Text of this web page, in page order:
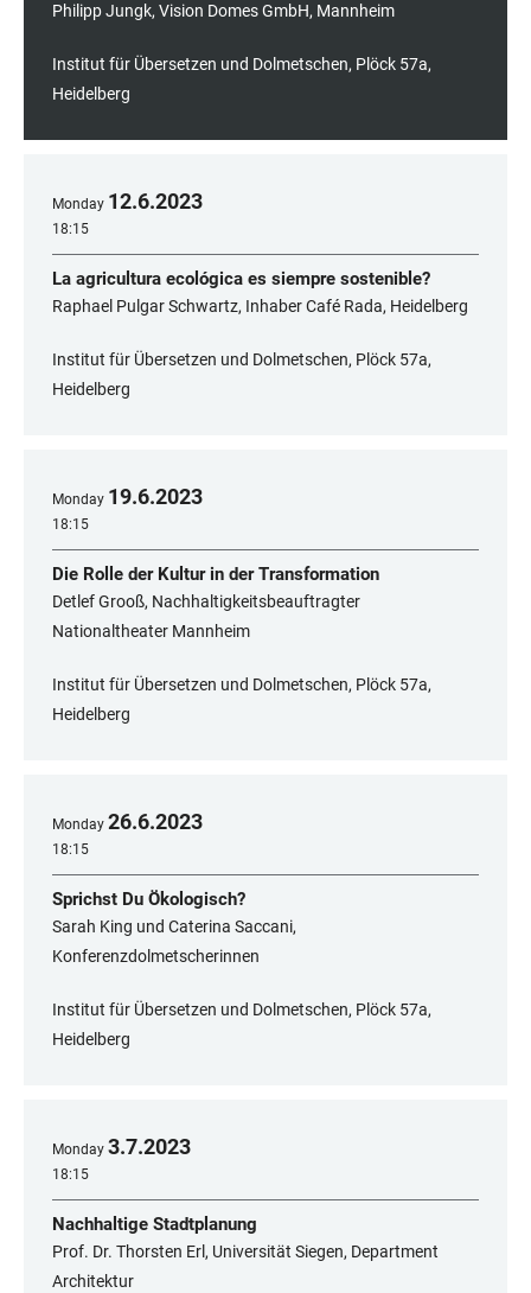
Philipp Jungk, Vision Domes GmbH, Mannheim
Institut für Übersetzen und Dolmetschen, Plöck 57a,
Heidelberg
Monday 12.6.2023
18:15
La agricultura ecológica es siempre sostenible?
Raphael Pulgar Schwartz, Inhaber Café Rada, Heidelberg
Institut für Übersetzen und Dolmetschen, Plöck 57a,
Heidelberg
Monday 19.6.2023
18:15
Die Rolle der Kultur in der Transformation
Detlef Grooß, Nachhaltigkeitsbeauftragter
Nationaltheater Mannheim
Institut für Übersetzen und Dolmetschen, Plöck 57a,
Heidelberg
Monday 26.6.2023
18:15
Sprichst Du Ökologisch?
Sarah King und Caterina Saccani,
Konferenzdolmetscherinnen
Institut für Übersetzen und Dolmetschen, Plöck 57a,
Heidelberg
Monday 3.7.2023
18:15
Nachhaltige Stadtplanung
Prof. Dr. Thorsten Erl, Universität Siegen, Department
Architektur